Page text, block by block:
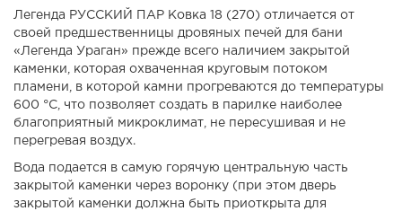
Легенда РУССКИЙ ПАР Ковка 18 (270) отличается от
своей предшественницы дровяных печей для бани
«Легенда Ураган» прежде всего наличием закрытой
каменки, которая охваченная круговым потоком
пламени, в которой камни прогреваются до температуры
600 °С, что позволяет создать в парилке наиболее
благоприятный микроклимат, не пересушивая и не
перегревая воздух.
Вода подается в самую горячую центральную часть
закрытой каменки через воронку (при этом дверь
закрытой каменки должна быть приоткрыта для